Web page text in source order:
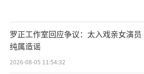
罗正工作室回应争议：太入戏亲女演员
纯属造谣
2026-08-05 11:54:32